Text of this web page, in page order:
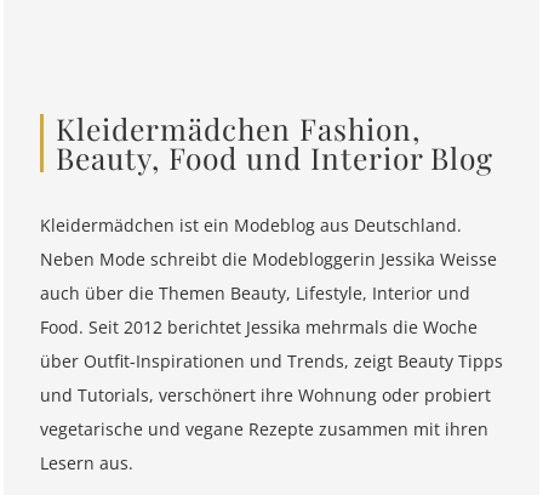
Kleidermädchen Fashion,
Beauty, Food und Interior Blog
Kleidermädchen ist ein Modeblog aus Deutschland.
Neben Mode schreibt die Modebloggerin Jessika Weisse
auch über die Themen Beauty, Lifestyle, Interior und
Food. Seit 2012 berichtet Jessika mehrmals die Woche
über Outfit-Inspirationen und Trends, zeigt Beauty Tipps
und Tutorials, verschönert ihre Wohnung oder probiert
vegetarische und vegane Rezepte zusammen mit ihren
Lesern aus.